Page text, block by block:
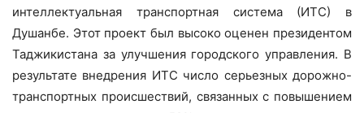
интеллектуальная транспортная система (ИТС) в
Душанбе. Этот проект был высоко оценен президентом
Таджикистана за улучшения городского управления. В
результате внедрения ИТС число серьезных дорожно-
транспортных происшествий, связанных с повышением